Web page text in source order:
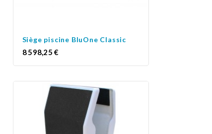
Siège piscine BluOne Classic
Prix
8 598,25 €